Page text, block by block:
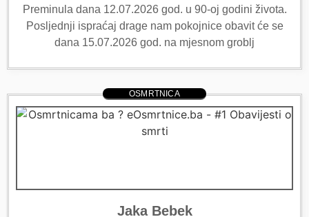
Preminula dana 12.07.2026 god. u 90-oj godini života.
Posljednji ispraćaj drage nam pokojnice obavit će se
dana 15.07.2026 god. na mjesnom groblj
OSMRTNICA
Jaka Bebek